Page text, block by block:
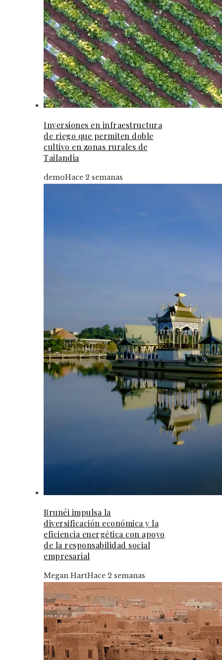
Inversiones en infraestructura
de riego que permiten doble
cultivo en zonas rurales de
Tailandia
demoHace 2 semanas
Brunéi impulsa la
diversificación económica y la
eficiencia energética con apoyo
de la responsabilidad social
empresarial
Megan HartHace 2 semanas